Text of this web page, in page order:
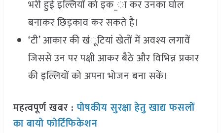
भरी हुई इल्लियों को इक_ा कर उनका घोल
बनाकर छिड़काव कर सकते है।
‘टी’ आकार की खंूटियां खेतों में अवश्य लगावें
जिससे उन पर पक्षी आकर बैठे और विभिन्न प्रकार
की इल्लियों को अपना भोजन बना सकें।
महत्वपूर्ण खबर :पोषकीय सुरक्षा हेतु खाद्य फसलों
का बायो फोर्टिफिकेशन